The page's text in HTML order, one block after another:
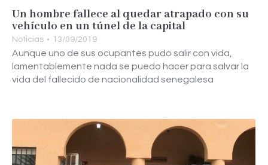
Un hombre fallece al quedar atrapado con su
vehículo en un túnel de la capital
Noticias 13/09/2019
Aunque uno de sus ocupantes pudo salir con vida,
lamentablemente nada se puedo hacer para salvar la
vida del fallecido de nacionalidad senegalesa